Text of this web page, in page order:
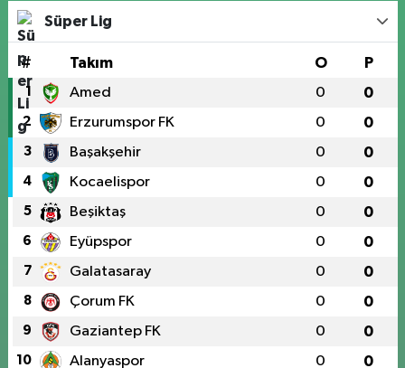
Süper Lig
# Takım O P
1 Amed 0 0
2 Erzurumspor FK 0 0
3 Başakşehir 0 0
4 Kocaelispor 0 0
5 Beşiktaş 0 0
6 Eyüpspor 0 0
7 Galatasaray 0 0
8 Çorum FK 0 0
9 Gaziantep FK 0 0
10 Alanyaspor 0 0